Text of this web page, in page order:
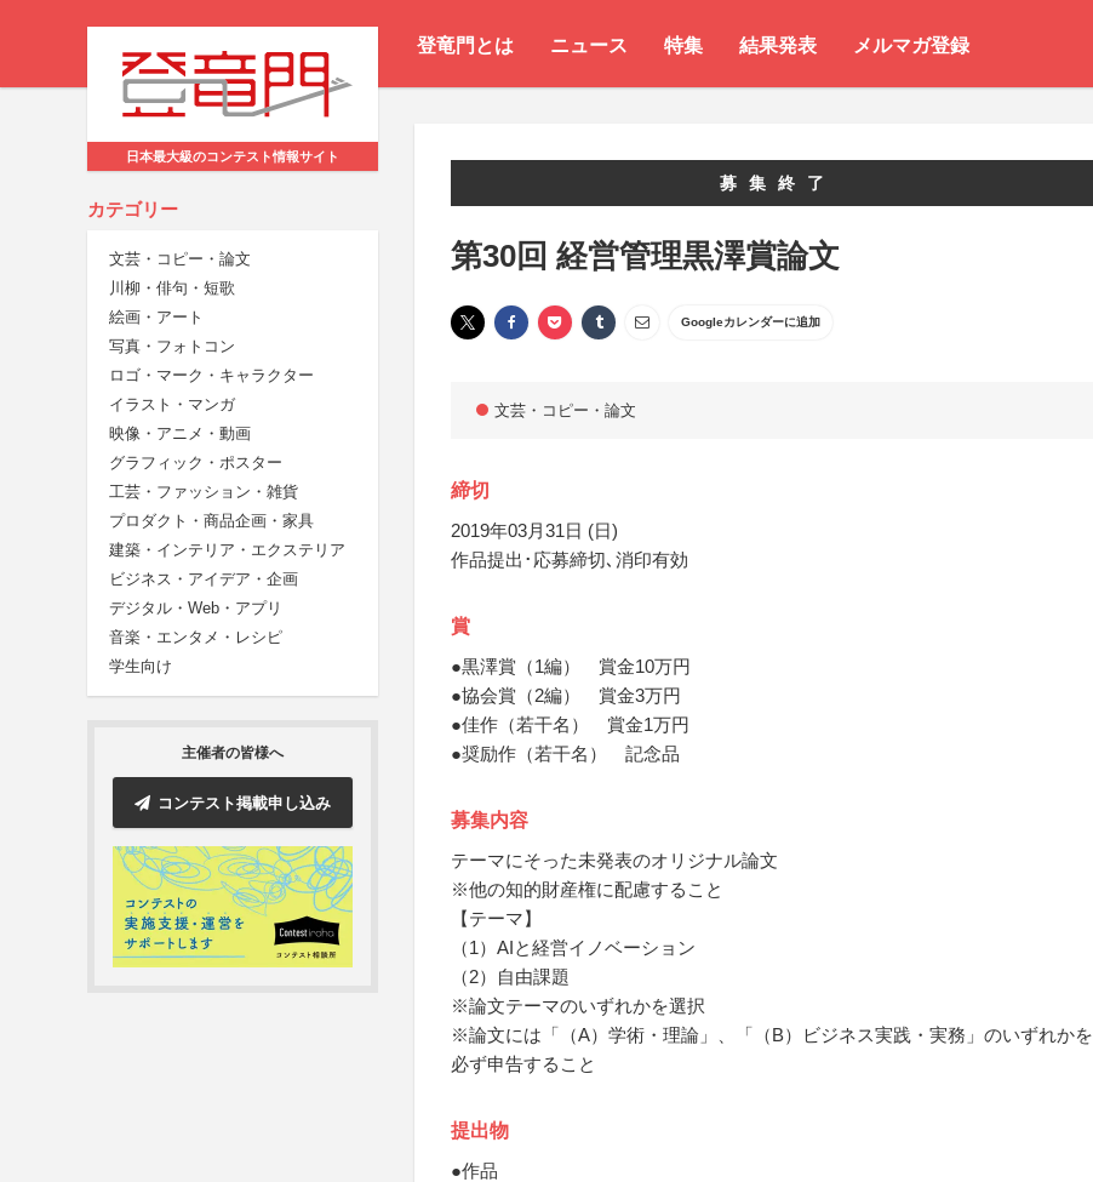
登竜門とは ニュース 特集 結果発表 メルマガ登録
日本最大級のコンテスト情報サイト
カテゴリー
文芸・コピー・論文
川柳・俳句・短歌
絵画・アート
写真・フォトコン
ロゴ・マーク・キャラクター
イラスト・マンガ
映像・アニメ・動画
グラフィック・ポスター
工芸・ファッション・雑貨
プロダクト・商品企画・家具
建築・インテリア・エクステリア
ビジネス・アイデア・企画
デジタル・Web・アプリ
音楽・エンタメ・レシピ
学生向け
主催者の皆様へ
コンテスト掲載申し込み
募集終了
第30回 経営管理黒澤賞論文
Googleカレンダーに追加
文芸・コピー・論文
締切
2019年03月31日 (日)
作品提出･応募締切､消印有効
賞
●黒澤賞（1編） 賞金10万円
●協会賞（2編） 賞金3万円
●佳作（若干名） 賞金1万円
●奨励作（若干名） 記念品
募集内容
テーマにそった未発表のオリジナル論文
※他の知的財産権に配慮すること
【テーマ】
（1）AIと経営イノベーション
（2）自由課題
※論文テーマのいずれかを選択
※論文には「（A）学術・理論」、「（B）ビジネス実践・実務」のいずれかを
必ず申告すること
提出物
●作品